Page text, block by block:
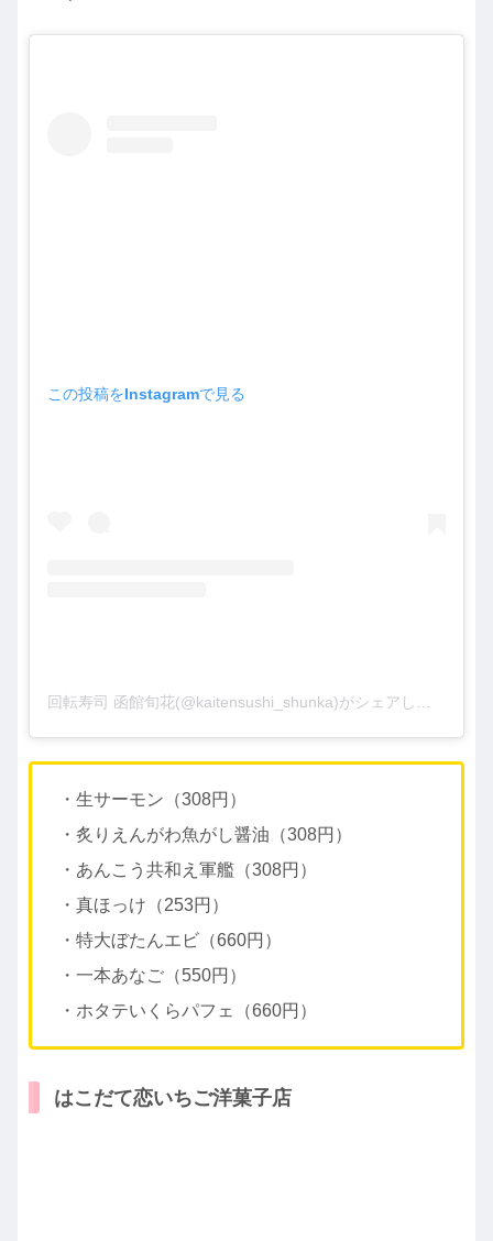
この投稿をInstagramで見る
・生サーモン（308円）
・炙りえんがわ魚がし醤油（308円）
・あんこう共和え軍艦（308円）
・真ほっけ（253円）
・特大ぼたんエビ（660円）
・一本あなご（550円）
・ホタテいくらパフェ（660円）
はこだて恋いちご洋菓子店